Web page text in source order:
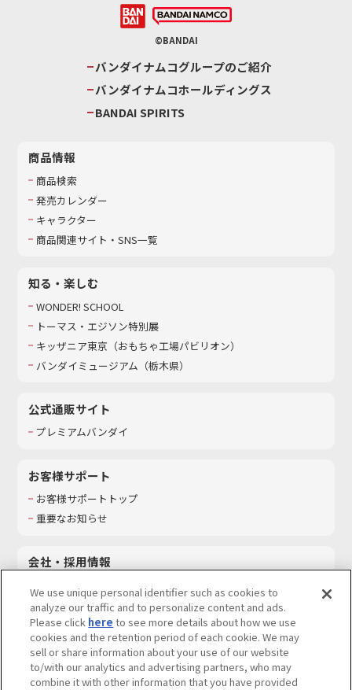
©BANDAI
バンダイナムコグループのご紹介
バンダイナムコホールディングス
BANDAI SPIRITS
商品情報
商品検索
発売カレンダー
キャラクター
商品関連サイト・SNS一覧
知る・楽しむ
WONDER! SCHOOL
トーマス・エジソン特別展
キッザニア東京（おもちゃ工場パビリオン）​
バンダイミュージアム（栃木県）
公式通販サイト
プレミアムバンダイ
お客様サポート
お客様サポートトップ
重要なお知らせ
会社・採用情報
採用情報
サステナビリティ
お問い合わせ
We use unique personal identifier such as cookies to
analyze our traffic and to personalize content and ads.
Please click here to see more details about how we use
cookies and the retention period of each cookie. We may
sell or share information about your use of our website
to/with our analytics and advertising partners, who may
combine it with other information that you have provided